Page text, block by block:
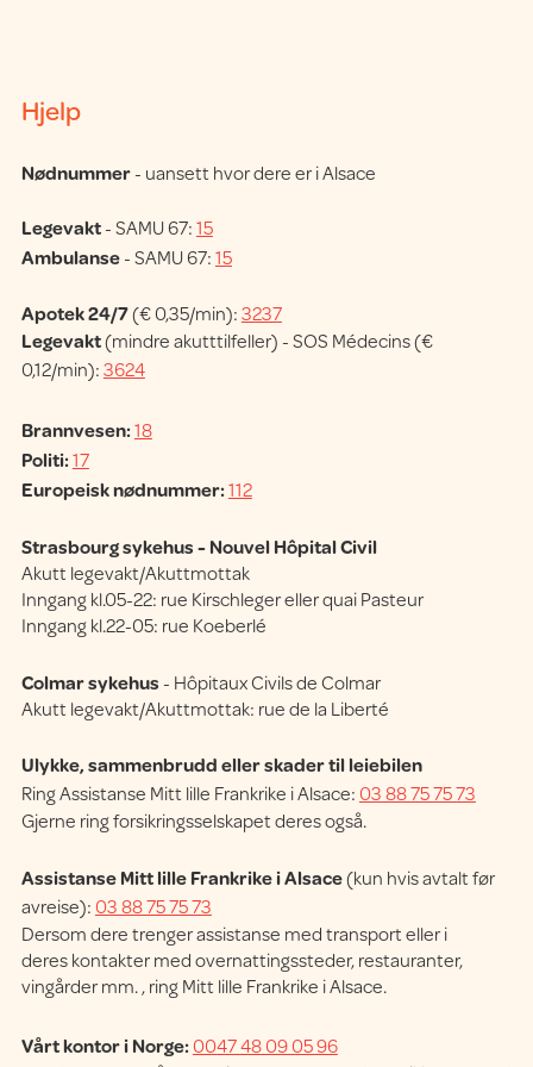
Hjelp
Nødnummer- uansett hvor dere er i Alsace
Legevakt- SAMU 67:15
Ambulanse- SAMU 67:15
Apotek 24/7(€ 0,35/min):3237
Legevakt(mindre akutttilfeller) - SOS Médecins (€
0,12/min):3624
Brannvesen:18
Politi:17
Europeisk nødnummer:112
Strasbourg sykehus - Nouvel Hôpital Civil
Akutt legevakt/Akuttmottak
Inngang kl.05-22: rue Kirschleger eller quai Pasteur
Inngang kl.22-05: rue Koeberlé
Colmar sykehus - Hôpitaux Civils de Colmar
Akutt legevakt/Akuttmottak: rue de la Liberté
Ulykke, sammenbrudd eller skader til leiebilen
Ring Assistanse Mitt lille Frankrike i Alsace: 03 88 75 75 73
Gjerne ring forsikringsselskapet deres også.
Assistanse Mitt lille Frankrike i Alsace(kun hvis avtalt før
avreise): 03 88 75 75 73
Dersom dere trenger assistanse med transport eller i
deres kontakter med overnattingssteder, restauranter,
vingårder mm. , ring Mitt lille Frankrike i Alsace.
Vårt kontor i Norge:0047 48 09 05 96